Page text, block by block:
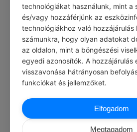
Meleg föld árnyalatok, amelyek
technológiákat használunk, mint a
és/vagy hozzáférjünk az
technológiákhoz való hozzájárulás
számunkra, hogy olyan adatokat
az oldalon, mint a böngészési
egyedi azonosítók. A hozzájárulás
visszavonása hátrányosan
funkciókat és jellemzőket.
Elfogadom
Megtagadom